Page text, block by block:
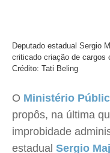
Deputado estadual Sergio
criticado criação de cargos
Crédito: Tati Beling
O Ministério
propôs, na última
improbidade
estadual Sergio